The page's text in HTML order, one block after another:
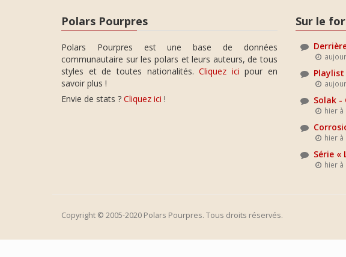
Polars Pourpres
Polars Pourpres est une base de données
communautaire sur les polars et leurs auteurs, de tous
styles et de toutes nationalités.Cliquez ici pour en
savoir plus !
Envie de stats ? Cliquez ici !
Sur le
Playlist
Solak -
hier à
hier à
Série «
hier à
Copyright © 2005-2020 Polars Pourpres. Tous droits réservés.